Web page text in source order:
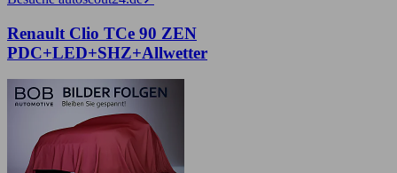
Renault Clio TCe 90 ZEN
PDC+LED+SHZ+Allwetter